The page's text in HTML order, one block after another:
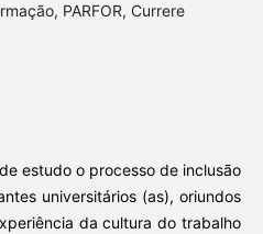
PARFOR, Currere
estudo o processo de inclusão
universitários (as), oriundos
da cultura do trabalho